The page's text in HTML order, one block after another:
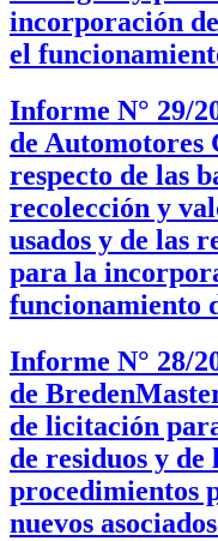
incorporación
el
Informe N° 29/
de Automotores
respecto de las
recolección y
usados y de las
para la
funcionamiento
Informe N° 28/
de
de licitación
de residuos y de
procedimientos
nuevos